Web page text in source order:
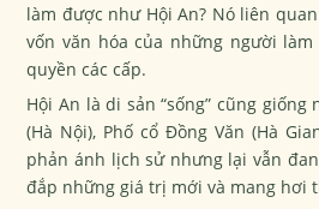
làm được như Hội An? Nó liên
vốn văn hóa của những người
quyền các cấp.
Hội An là di sản “sống” cũng giống
(Hà Nội), Phố cổ Đồng Văn (Hà
phản ánh lịch sử nhưng lại vẫn
đắp những giá trị mới và mang hơi